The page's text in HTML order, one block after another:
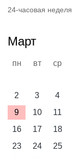
24-часовая неделя
Март
пн вт ср
2
3 4
9
10 11
16
17 18
23
24 25